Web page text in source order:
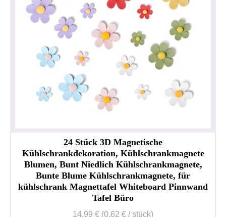
24 Stück 3D Magnetische
Kühlschrankdekoration, Kühlschrankmagnete
Blumen, Bunt Niedlich Kühlschrankmagnete,
Bunte Blume Kühlschrankmagnete, für
kühlschrank Magnettafel Whiteboard Pinnwand
Tafel Büro
14,99 € (0,62 € / stück)